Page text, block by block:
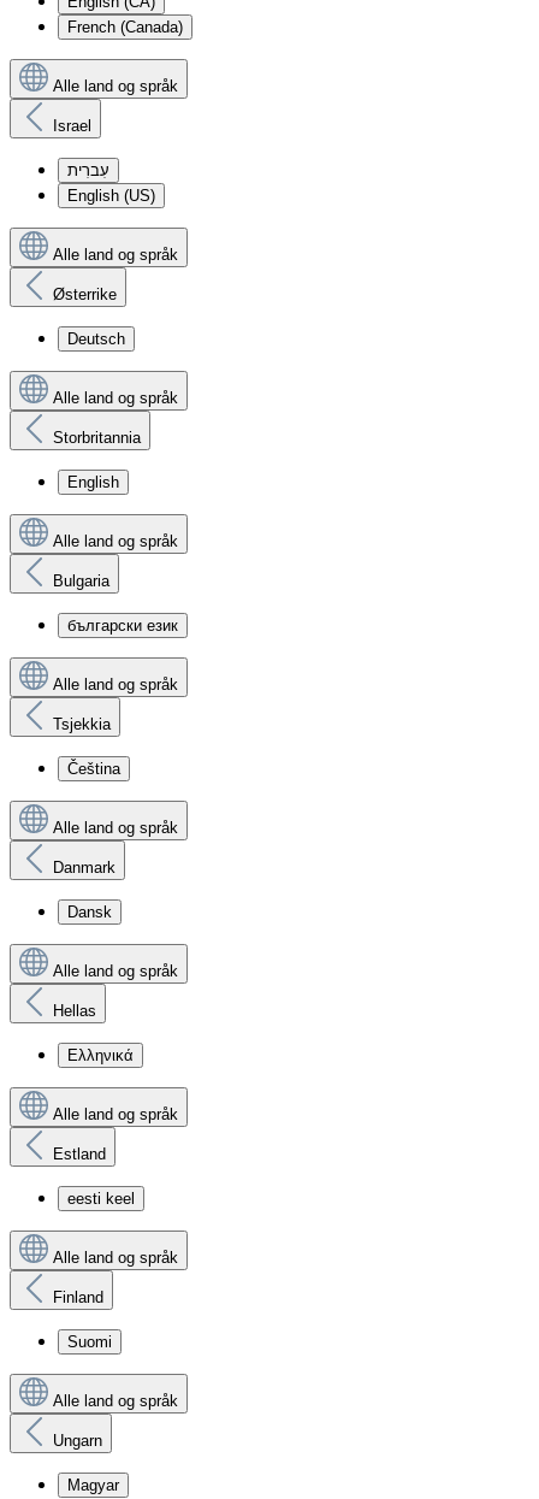
French (Canada)
Alle land og språk
Israel
עִברִית
English (US)
Alle land og språk
Østerrike
Deutsch
Alle land og språk
Storbritannia
English
Alle land og språk
Bulgaria
български език
Alle land og språk
Tsjekkia
Čeština
Alle land og språk
Danmark
Dansk
Alle land og språk
Hellas
Ελληνικά
Alle land og språk
Estland
eesti keel
Alle land og språk
Finland
Suomi
Alle land og språk
Ungarn
Magyar